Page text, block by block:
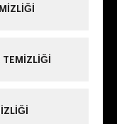
TEMIZLIĞI